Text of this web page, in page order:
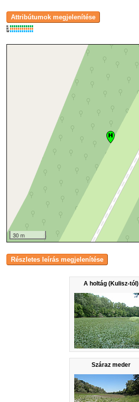
A holtág (Kulisz-tól)
Száraz meder
K
R
W
30 m